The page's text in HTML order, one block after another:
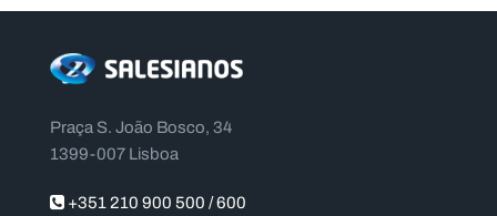
Praça S. João Bosco, 34
1399-007 Lisboa
+351 210 900 500 / 600